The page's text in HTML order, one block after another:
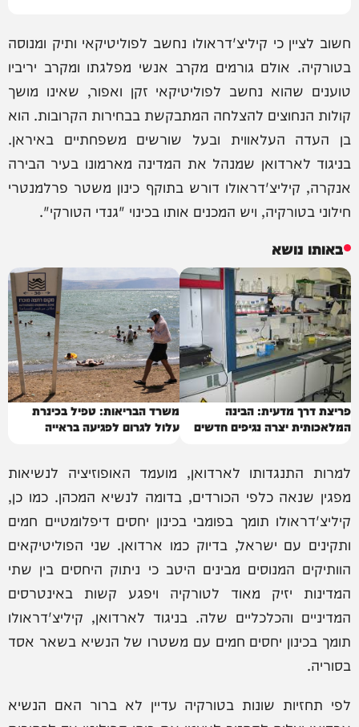
חשוב לציין כי קיליצ'דראולו נחשב לפוליטיקאי ותיק ומנוסה
בטורקיה. אולם גורמים מקרב אנשי מפלגתו ומקרב יריביו
טוענים שהוא נחשב לפוליטיקאי זקן ואפור, שאינו מושך
קולות הנחוצים להצלחה המתבקשת בבחירות הקרובות. הוא
בן העדה העלאווית ובעל שורשים משפחתיים באיראן.
בניגוד לארדואן שמנהל את המדינה מארמונו בעיר הבירה
אנקרה, קיליצ'דראולו דורש בתוקף כינון משטר פרלמנטרי
חילוני בטורקיה, ויש המכנים אותו בכינוי "גנדי הטורקי".
באותו נושא
פריצת דרך מדעית: הבינה
המלאכותית יצרה נגיפים חדשים
משרד הבריאות: טפיל בכינרת
עלול לגרום לפגיעה בראייה
למרות התנגדותו לארדואן, מועמד האופוזיציה לנשיאות
מפגין שנאה כלפי הכורדים, בדומה לנשיא המכהן. כמו כן,
קיליצ'דראולו תומך בפומבי בכינון יחסים דיפלומטיים חמים
ותקינים עם ישראל, בדיוק כמו ארדואן. שני הפוליטיקאים
הוותיקים המנוסים מבינים היטב כי ניתוק היחסים בין שתי
המדינות יזיק מאוד לטורקיה ויפגע קשות באינטרסים
המדיניים והכלכליים שלה. בניגוד לארדואן, קיליצ'דראולו
תומך בכינון יחסים חמים עם משטרו של הנשיא בשאר אסד
בסוריה.
לפי תחזיות שונות בטורקיה עדיין לא ברור האם הנשיא